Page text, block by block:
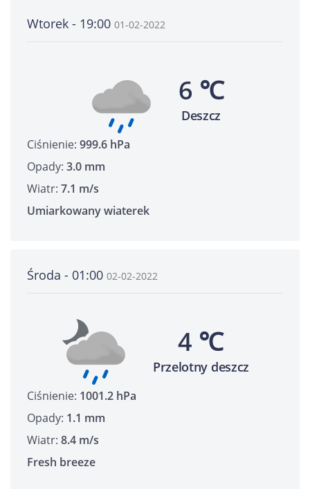
Wtorek - 19:00 01-02-2022
6 ℃
Deszcz
Ciśnienie: 999.6 hPa
Opady: 3.0 mm
Wiatr: 7.1 m/s
Umiarkowany wiaterek
Środa - 01:00 02-02-2022
4 ℃
Przelotny deszcz
Ciśnienie: 1001.2 hPa
Opady: 1.1 mm
Wiatr: 8.4 m/s
Fresh breeze